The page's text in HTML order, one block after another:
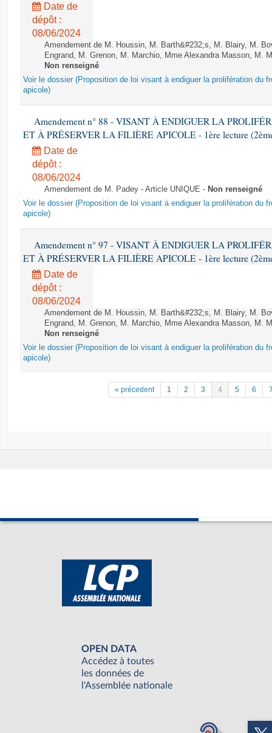
Date de
dépôt :
08/06/2024
Amendement de M. Houssin, M. Barth&#232;s, M. Blairy, M.
Engrand, M. Grenon, M. Marchio, Mme Alexandra Masson, M.
Non renseigné
Voir le dossier (Proposition de loi visant à endiguer la prolifération du
apicole)
Amendement n° 88 - VISANT À ENDIGUER LA
ET À PRÉSERVER LA FILIÈRE APICOLE - 1ère lecture
Date de
dépôt :
08/06/2024
Amendement de M. Padey - Article UNIQUE - Non renseigné
Voir le dossier (Proposition de loi visant à endiguer la prolifération du
apicole)
Amendement n° 97 - VISANT À ENDIGUER LA
ET À PRÉSERVER LA FILIÈRE APICOLE - 1ère lecture
Date de
dépôt :
08/06/2024
Amendement de M. Houssin, M. Barth&#232;s, M. Blairy, M.
Engrand, M. Grenon, M. Marchio, Mme Alexandra Masson, M.
Non renseigné
Voir le dossier (Proposition de loi visant à endiguer la prolifération du
apicole)
« précedent 1 2 3 4 5 6
OPEN DATA
Accédez à toutes
les données de
l'Assemblée nationale